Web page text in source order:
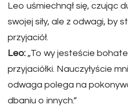
Leo uśmiechnął się, czując
swojej siły, ale z odwagi, by
przyjaciół.
Leo: „To wy jesteście
przyjaciółki. Nauczyłyście
odwaga polega na
dbaniu o innych.”